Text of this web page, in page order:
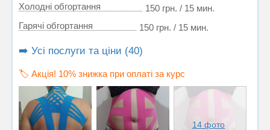
Холодні обгортання
150 грн. / 15 мин.
Гарячі обгортання
150 грн. / 15 мин.
➡️ Усі послуги та ціни (40)
🏷️ Акція! 10% знижка при оплаті за курс
14 фото